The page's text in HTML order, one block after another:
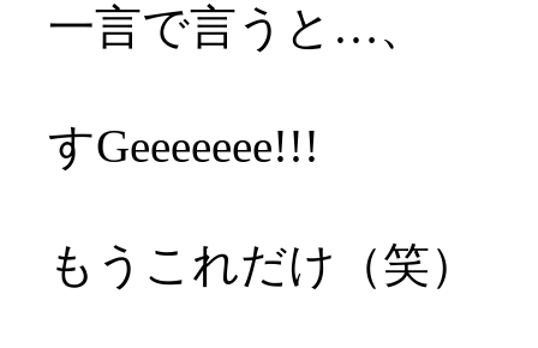
一言で言うと…、
すGeeeeeee!!!
もうこれだけ（笑）